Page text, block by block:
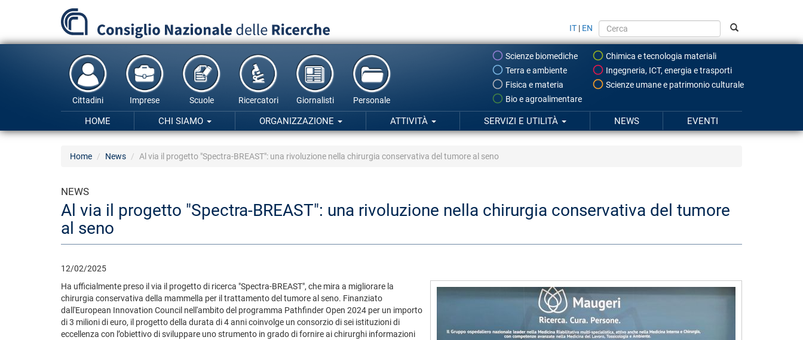
principale
IT | EN
Scienze biomediche
Chimica e tecnologia materiali
Terra e ambiente
Ingegneria, ICT, energia e trasporti
Fisica e materia
Scienze umane e patrimonio culturale
Bio e agroalimentare
Cittadini Imprese Scuole Ricercatori Giornalisti Personale
HOME CHI SIAMO ORGANIZZAZIONE ATTIVITÀ SERVIZI E UTILITÀ NEWS EVENTI
Home News Al via il progetto "Spectra-BREAST": una rivoluzione nella chirurgia conservativa del tumore al seno
NEWS
Al via il progetto "Spectra-BREAST": una rivoluzione nella chirurgia conservativa del tumore
al seno
12/02/2025
Ha ufficialmente preso il via il progetto di ricerca "Spectra-BREAST", che mira a migliorare la
chirurgia conservativa della mammella per il trattamento del tumore al seno. Finanziato
dall'European Innovation Council nell'ambito del programma Pathfinder Open 2024 per un importo
di 3 milioni di euro, il progetto della durata di 4 anni coinvolge un consorzio di sei istituzioni di
eccellenza con l’obiettivo di sviluppare uno strumento in grado di fornire ai chirurghi informazioni